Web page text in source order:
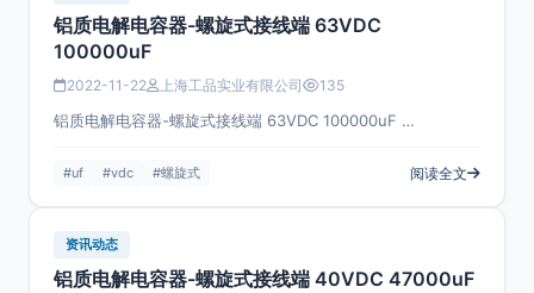
铝质电解电容器-螺旋式接线端 63VDC
100000uF
2022-11-22 上海工品实业有限公司 135
铝质电解电容器-螺旋式接线端 63VDC 100000uF …
#uf #vdc #螺旋式 阅读全文
资讯动态
铝质电解电容器-螺旋式接线端 40VDC 47000uF